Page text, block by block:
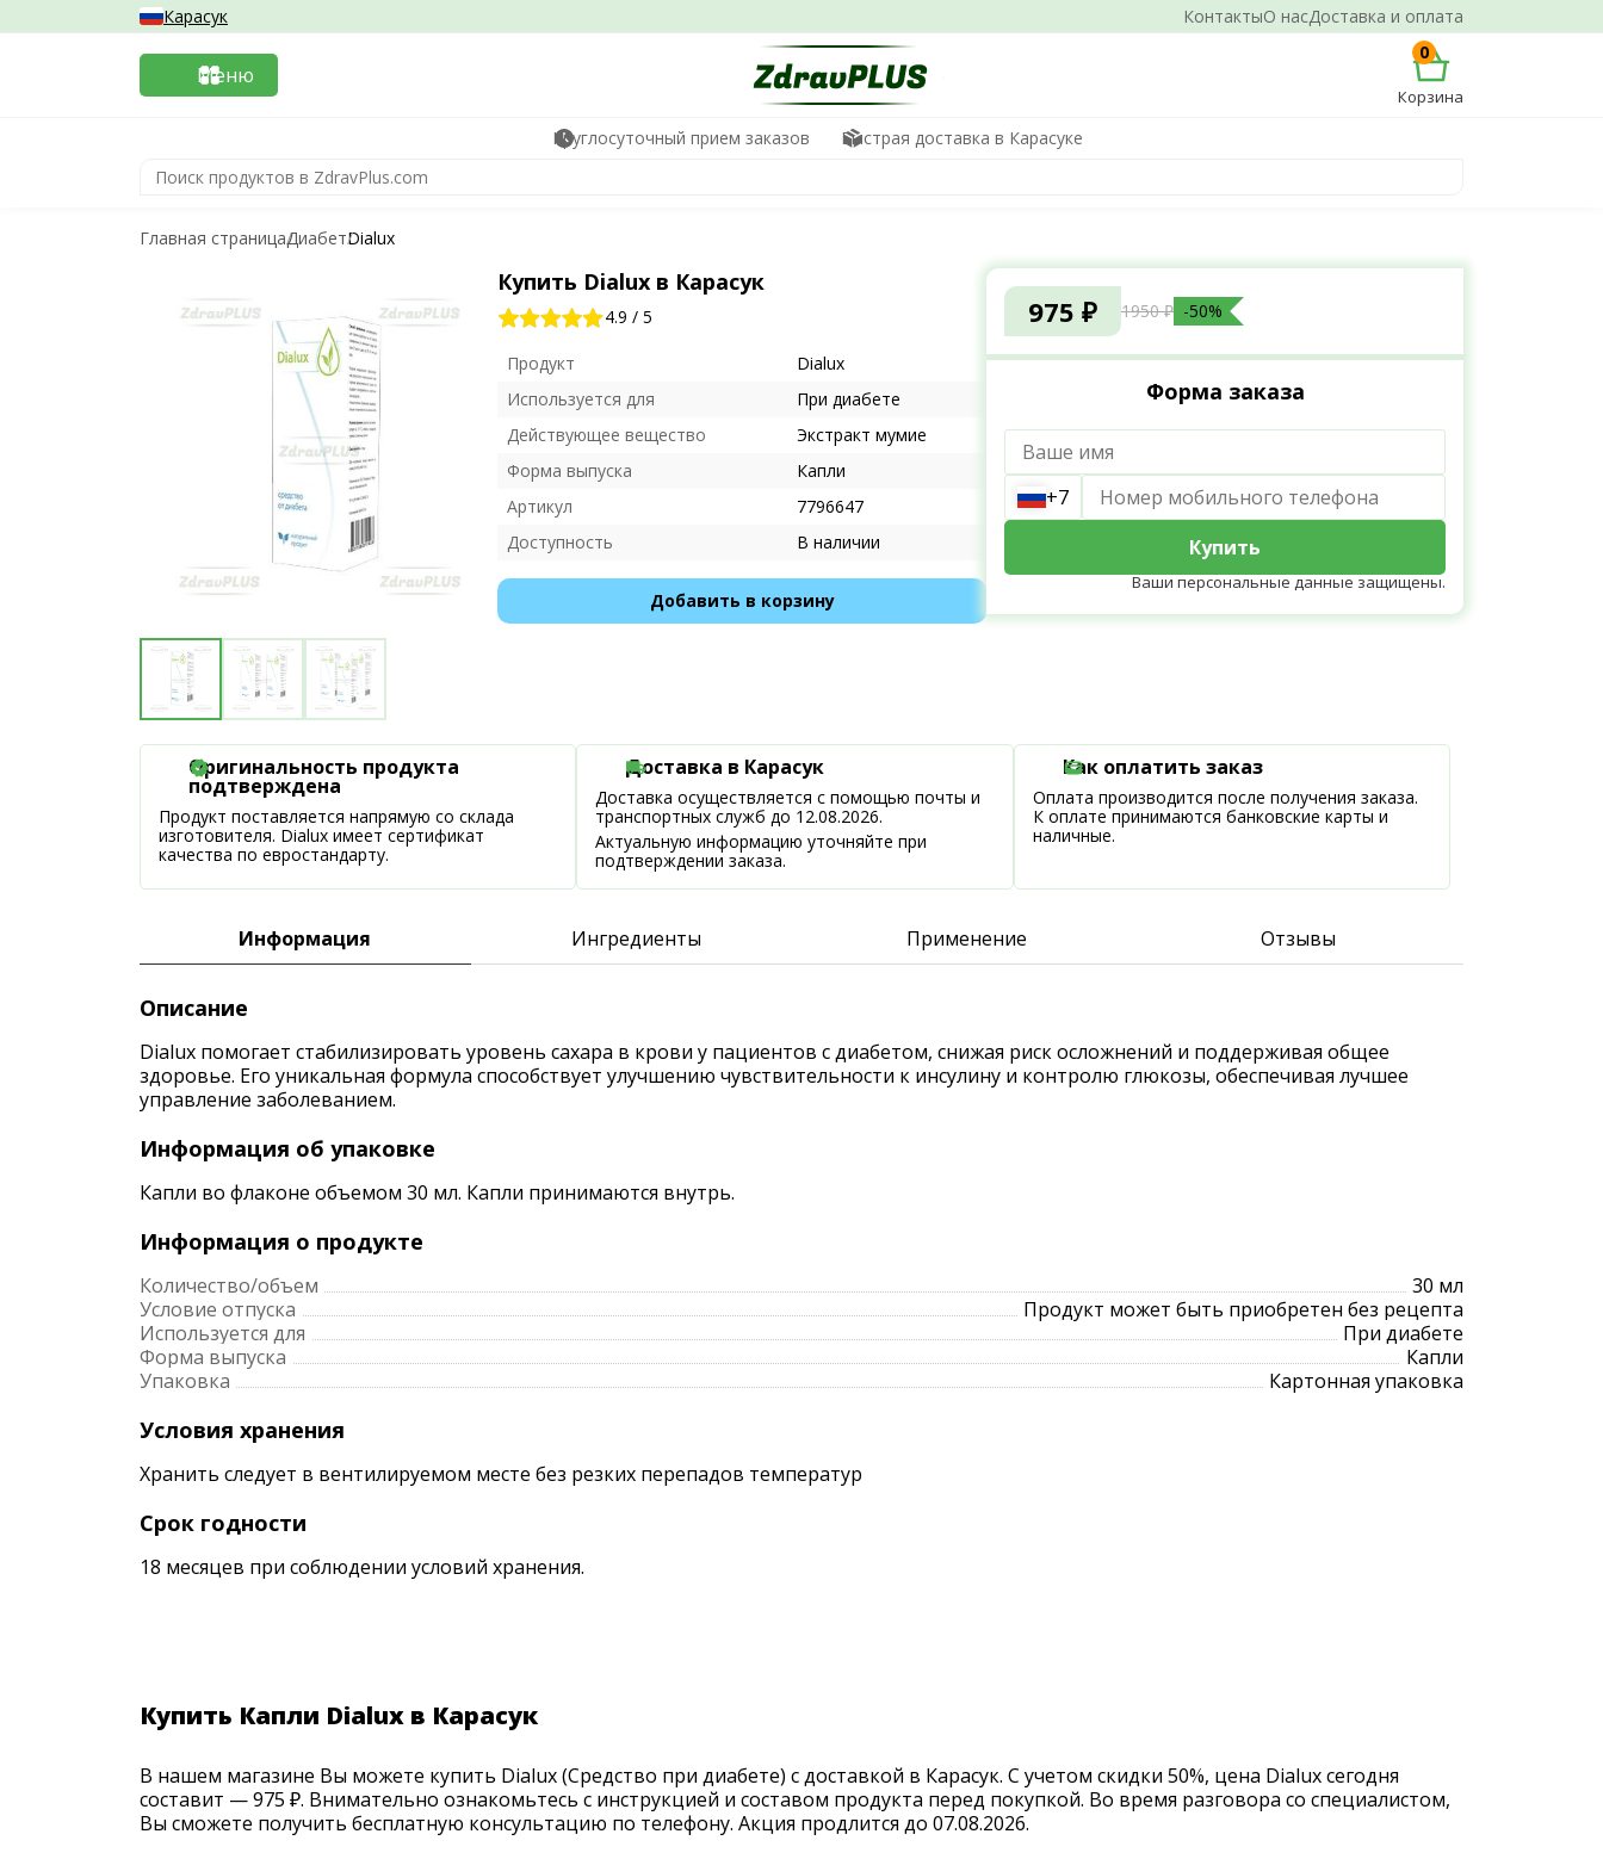
КонтактыО насДоставка и оплата
Карасук
Меню
0
Корзина
Круглосуточный прием заказов Быстрая доставка в Карасуке
Главная страницаДиабетDialux
Купить Dialux в Карасук
4.9 / 5
Продукт
Dialux
Используется для
При диабете
Действующее вещество
Экстракт мумие
Форма выпуска
Капли
Артикул
7796647
Доступность
В наличии
Добавить в корзину
975 ₽ 1950 ₽ -50%
Форма заказа
+7
Купить
Ваши персональные данные защищены.
Оригинальность продукта
подтверждена
Продукт поставляется напрямую со склада
изготовителя. Dialux имеет сертификат
качества по евростандарту.
Доставка в Карасук
Доставка осуществляется с помощью почты и
транспортных служб до 12.08.2026.
Актуальную информацию уточняйте при
подтверждении заказа.
Как оплатить заказ
Оплата производится после получения заказа.
К оплате принимаются банковские карты и
наличные.
Информация Ингредиенты Применение Отзывы
Описание
Dialux помогает стабилизировать уровень сахара в крови у пациентов с диабетом, снижая риск осложнений и поддерживая общее
здоровье. Его уникальная формула способствует улучшению чувствительности к инсулину и контролю глюкозы, обеспечивая лучшее
управление заболеванием.
Информация об упаковке
Капли во флаконе объемом 30 мл. Капли принимаются внутрь.
Информация о продукте
Количество/объем
30 мл
Условие отпуска
Продукт может быть приобретен без рецепта
Используется для
При диабете
Форма выпуска
Капли
Упаковка
Картонная упаковка
Условия хранения
Хранить следует в вентилируемом месте без резких перепадов температур
Срок годности
18 месяцев при соблюдении условий хранения.
Купить Капли Dialux в Карасук
В нашем магазине Вы можете купить Dialux (Средство при диабете) с доставкой в Карасук. С учетом скидки 50%, цена Dialux сегодня
составит — 975 ₽. Внимательно ознакомьтесь с инструкцией и составом продукта перед покупкой. Во время разговора со специалистом,
Вы сможете получить бесплатную консультацию по телефону. Акция продлится до 07.08.2026.